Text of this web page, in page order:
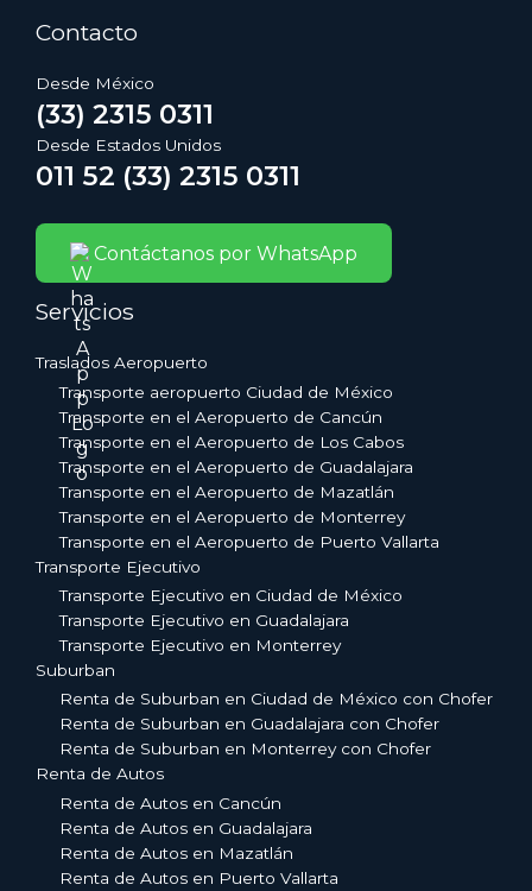
Contacto
Desde México
(33) 2315 0311
Desde Estados Unidos
011 52 (33) 2315 0311
Contáctanos por WhatsApp
Servicios
Traslados Aeropuerto
Transporte aeropuerto Ciudad de México
Transporte en el Aeropuerto de Cancún
Transporte en el Aeropuerto de Los Cabos
Transporte en el Aeropuerto de Guadalajara
Transporte en el Aeropuerto de Mazatlán
Transporte en el Aeropuerto de Monterrey
Transporte en el Aeropuerto de Puerto Vallarta
Transporte Ejecutivo
Transporte Ejecutivo en Ciudad de México
Transporte Ejecutivo en Guadalajara
Transporte Ejecutivo en Monterrey
Suburban
Renta de Suburban en Ciudad de México con Chofer
Renta de Suburban en Guadalajara con Chofer
Renta de Suburban en Monterrey con Chofer
Renta de Autos
Renta de Autos en Cancún
Renta de Autos en Guadalajara
Renta de Autos en Mazatlán
Renta de Autos en Puerto Vallarta